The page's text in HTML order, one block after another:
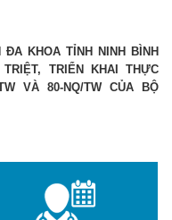
KHOA TỈNH NINH BÌNH
TRIỂN KHAI THỰC
VÀ 80-NQ/TW CỦA BỘ